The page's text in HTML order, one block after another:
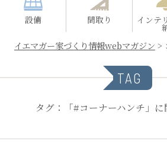
設備 間取り インテ
イエマガー家づくり情報webマガジン >
TAG
タグ：「#コーナーハンチ」